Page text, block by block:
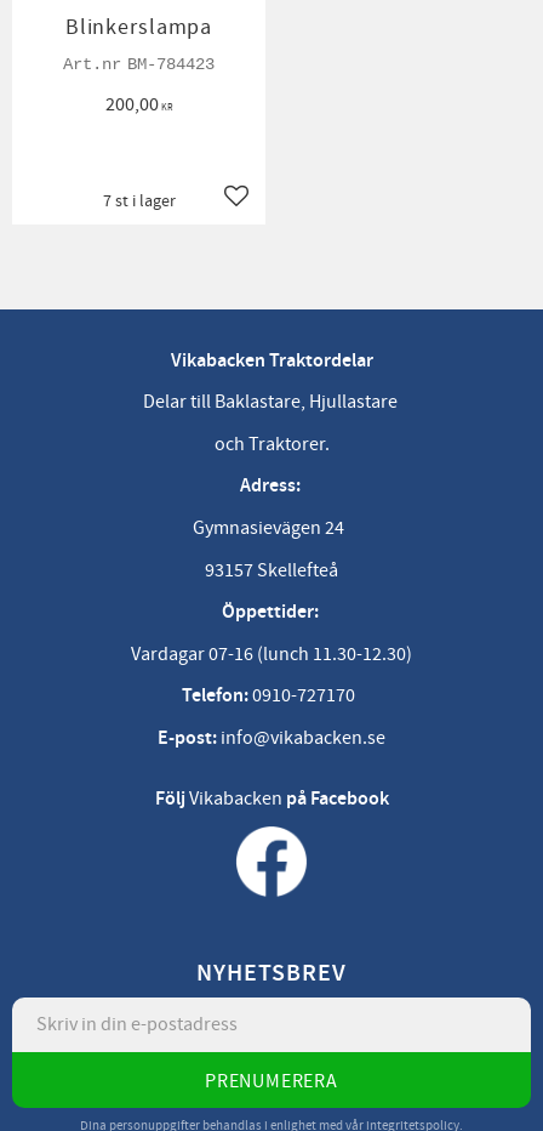
Blinkerslampa
BM-784423
200,00KR
Lägg till i favoriter
7 st i lager
Vikabacken Traktordelar
Delar till Baklastare, Hjullastare
och Traktorer.
Adress:
Gymnasievägen 24
93157 Skellefteå
Öppettider:
Vardagar 07-16 (lunch 11.30-12.30)
Telefon:0910-727170
E-post: info@vikabacken.se
FöljVikabacken på Facebook
NYHETSBREV
PRENUMERERA
Dina personuppgifter behandlas i enlighet med vår integritetspolicy.